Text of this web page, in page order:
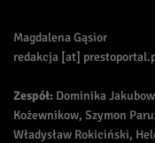
Magdalena Gąsior
redakcja [at]
Zespół: Dominika
Kożewnikow, Szymon
Władysław Rokiciński,